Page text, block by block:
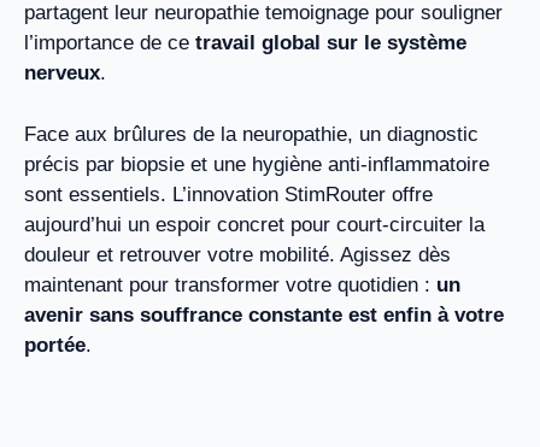
partagent leur neuropathie temoignage pour souligner
l’importance de ce travail global sur le système
nerveux.
Face aux brûlures de la neuropathie, un diagnostic
précis par biopsie et une hygiène anti-inflammatoire
sont essentiels. L’innovation StimRouter offre
aujourd’hui un espoir concret pour court-circuiter la
douleur et retrouver votre mobilité. Agissez dès
maintenant pour transformer votre quotidien : un
avenir sans souffrance constante est enfin à votre
portée.